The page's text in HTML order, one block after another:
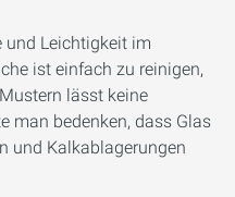
und Leichtigkeit im
ist einfach zu reinigen,
lässt keine
man bedenken, dass Glas
und Kalkablagerungen